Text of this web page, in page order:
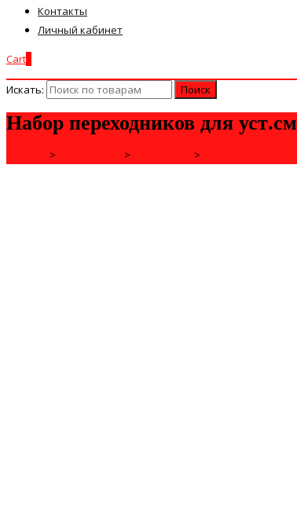
Контакты
Личный кабинет
Cart
Искать:
Набор переходников для
> > >